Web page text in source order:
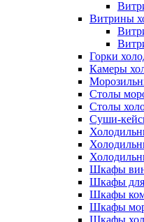
Витрины
Горки
Камеры
Столы
Столы
Суши-
Шкафы
Шкафы для
Шкафы
Шкафы
Шкафы